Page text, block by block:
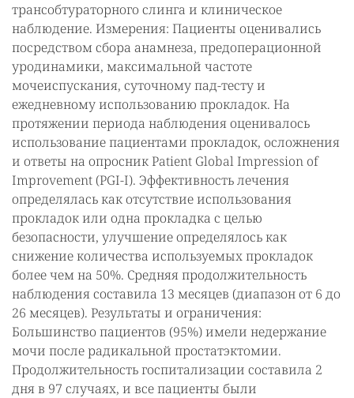
трансобтураторного слинга и клиническое
наблюдение. Измерения: Пациенты оценивались
посредством сбора анамнеза, предоперационной
уродинамики, максимальной частоте
мочеиспускания, суточному пад-тесту и
ежедневному использованию прокладок. На
протяжении периода наблюдения оценивалось
использование пациентами прокладок, осложнения
и ответы на опросник Patient Global Impression of
Improvement (PGI-I). Эффективность лечения
определялась как отсутствие использования
прокладок или одна прокладка с целью
безопасности, улучшение определялось как
снижение количества используемых прокладок
более чем на 50%. Средняя продолжительность
наблюдения составила 13 месяцев (диапазон от 6 до
26 месяцев). Результаты и ограничения:
Большинство пациентов (95%) имели недержание
мочи после радикальной простатэктомии.
Продолжительность госпитализации составила 2
дня в 97 случаях, и все пациенты были